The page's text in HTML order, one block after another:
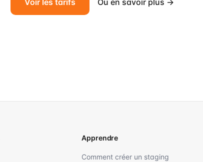
Voir les tarifs Ou en savoir plus →
Apprendre
Comment créer un staging